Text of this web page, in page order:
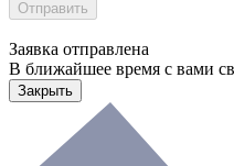
Заявка отправлена
В ближайшее время с вами